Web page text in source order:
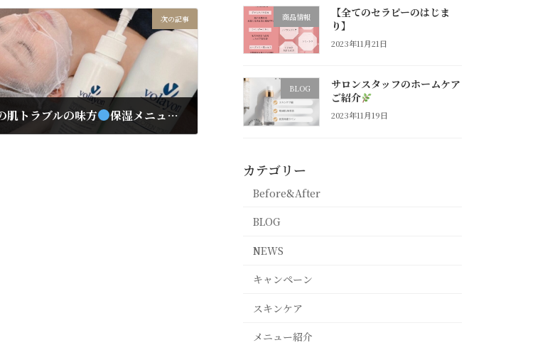
次の記事
肌トラブルの味方 保湿メニューご紹介】
商品情報
【全てのセラピーのはじま
り】
2023年11月21日
BLOG
サロンスタッフのホームケア
ご紹介
2023年11月19日
カテゴリー
Before&After
BLOG
NEWS
キャンペーン
スキンケア
メニュー紹介